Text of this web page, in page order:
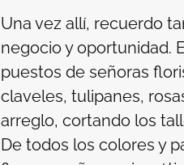
Una vez allí, recuerdo
negocio y oportunidad.
puestos de señoras
claveles, tulipanes,
arreglo, cortando los
De todos los colores y